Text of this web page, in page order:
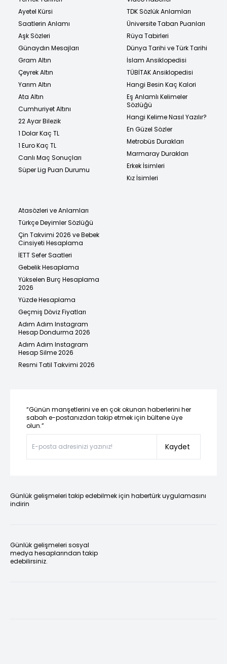
Ayetel Kürsi
Saatlerin Anlamı
Aşk Sözleri
Günaydın Mesajları
Gram Altın
Çeyrek Altın
Yarım Altın
Ata Altın
Cumhuriyet Altını
22 Ayar Bilezik
1 Dolar Kaç TL
1 Euro Kaç TL
Canlı Maç Sonuçları
Süper Lig Puan Durumu
TDK Sözlük Anlamları
Üniversite Taban Puanları
Rüya Tabirleri
Dünya Tarihi ve Türk Tarihi
İslam Ansiklopedisi
TÜBİTAK Ansiklopedisi
Hangi Besin Kaç Kalori
Eş Anlamlı Kelimeler
Sözlüğü
Hangi Kelime Nasıl Yazılır?
En Güzel Sözler
Metrobüs Durakları
Marmaray Durakları
Erkek İsimleri
Kız İsimleri
Atasözleri ve Anlamları
Türkçe Deyimler Sözlüğü
Çin Takvimi 2026 ve Bebek
Cinsiyeti Hesaplama
İETT Sefer Saatleri
Gebelik Hesaplama
Yükselen Burç Hesaplama
2026
Yüzde Hesaplama
Geçmiş Döviz Fiyatları
Adım Adım Instagram
Hesap Dondurma 2026
Adım Adım Instagram
Hesap Silme 2026
Resmi Tatil Takvimi 2026
“Günün manşetlerini ve en çok okunan haberlerini her
sabah e-postanızdan takip etmek için bültene üye
olun.”
Kaydet
Günlük gelişmeleri takip edebilmek için habertürk uygulamasını
indirin
Günlük gelişmeleri sosyal
medya hesaplarından takip
edebilirsiniz.